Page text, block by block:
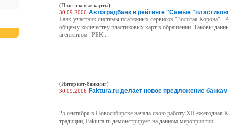
(Пластиковые карты)
30.09.2006 Автоградбанк в рейтинге "Самые
Банк-участник системы платежных сервисов "Золотая Корона" -
общему количеству пластиковых карт в обращении. Таковы
агентством "РБК...
(Интернет-банкинг)
30.09.2006 Faktura.ru делает новое предложение
25 сентября в Новосибирске начала свою работу XII
традиции, Faktura.ru демонстрирует на данном мероприятии ...